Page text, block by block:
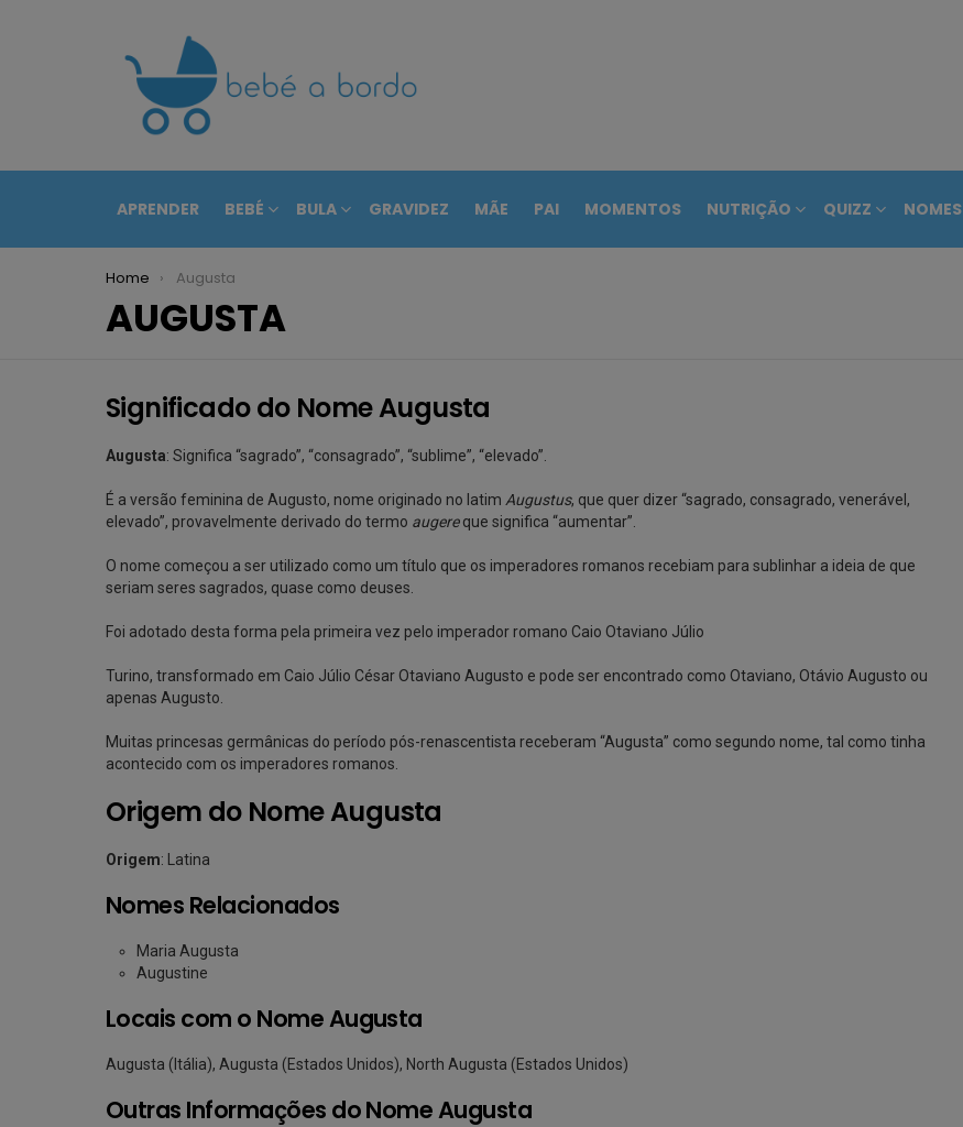
APRENDER BEBÉ BULA GRAVIDEZ MÃE PAI MOMENTOS NUTRIÇÃO QUIZZ NOMES
You are here:
Home Augusta
AUGUSTA
Significado do Nome Augusta
Augusta: Significa “sagrado”, “consagrado”, “sublime”, “elevado”.
É a versão feminina de Augusto, nome originado no latim Augustus, que quer dizer “sagrado, consagrado, venerável,
elevado”, provavelmente derivado do termo augereque significa “aumentar”.
O nome começou a ser utilizado como um título que os imperadores romanos recebiam para sublinhar a ideia de que
seriam seres sagrados, quase como deuses.
Foi adotado desta forma pela primeira vez pelo imperador romano Caio Otaviano Júlio
Turino, transformado em Caio Júlio César Otaviano Augusto e pode ser encontrado como Otaviano, Otávio Augusto ou
apenas Augusto.
Muitas princesas germânicas do período pós-renascentista receberam “Augusta” como segundo nome, tal como tinha
acontecido com os imperadores romanos.
Origem do Nome Augusta
Origem: Latina
Nomes Relacionados
Maria Augusta
Augustine
Locais com o Nome Augusta
Augusta (Itália), Augusta (Estados Unidos), North Augusta (Estados Unidos)
Outras Informações do Nome Augusta